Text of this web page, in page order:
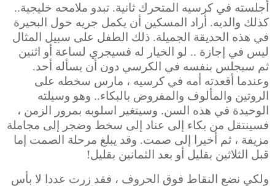
أجلسته في كرسيه المتحرك ثانية. تبدو ملامحه خليجية..
كذلك والديه. أراد المسكين أن يكمل جريه حول البحيرة
في هذه الحديقة الجميلة. ذلك الطفل على سبيل المثال
ليس في إجازة .. لو الخيار له فسيجري لساعة أو اثنين
ثم سيجلس بنفسه في الكرسي دون أن يسأله أحد.
وعندما أقعدته أمه في كرسيه ، مارس سخطه على
الروتين والمألوف والمفروض بالبكاء.. وهو وسيلته
الوحيدة في هذه السن. وسيتغير اسلوبه بمرور الزمن ،
فسينتقل من بكاء إلى عناد إلى سخط وضجر إلى مجاملة
مزيفة ، ثم أخيرا إلى صمت. وقد يبلغ مرحلة الصمت إما
قبل الثلاثين بقليل أو بعد الثمانين بقليل!
ولكي نضع النقاط فوق الحروف ، فقد زرت عددا لا بأس